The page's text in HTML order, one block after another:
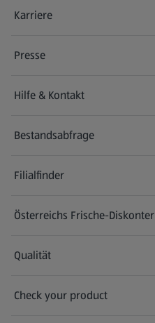
Karriere
(öffnet in einem neuen Tab)
Presse
Hilfe & Kontakt
(öffnet in einem neuen Tab)
Bestandsabfrage
(öffnet in einem neuen Tab)
Filialfinder
Österreichs Frische-Diskonter
Qualität
Check your product
(öffnet in einem neuen Tab)